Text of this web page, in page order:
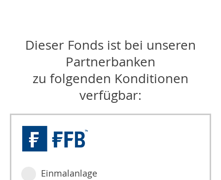
Dieser Fonds ist bei unseren
Partnerbanken
zu folgenden Konditionen
verfügbar:
Einmalanlage